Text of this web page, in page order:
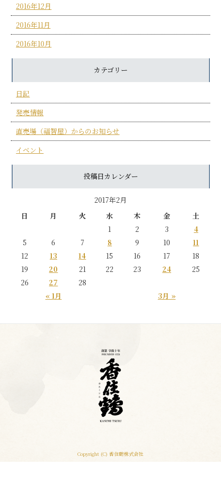
2016年12月
2016年11月
2016年10月
カテゴリー
日記
発売情報
直売場（福智屋）からのお知らせ
イベント
投稿日カレンダー
2017年2月
日
月 火 水 木 金 土
« 1月 3月 »
1 2 3
4
5
6 7 8 9 10
11
12
13 14 15 16 17
18
19
20 21 22 23 24
25
26
27 28
Copyright (C) 香住鶴株式会社